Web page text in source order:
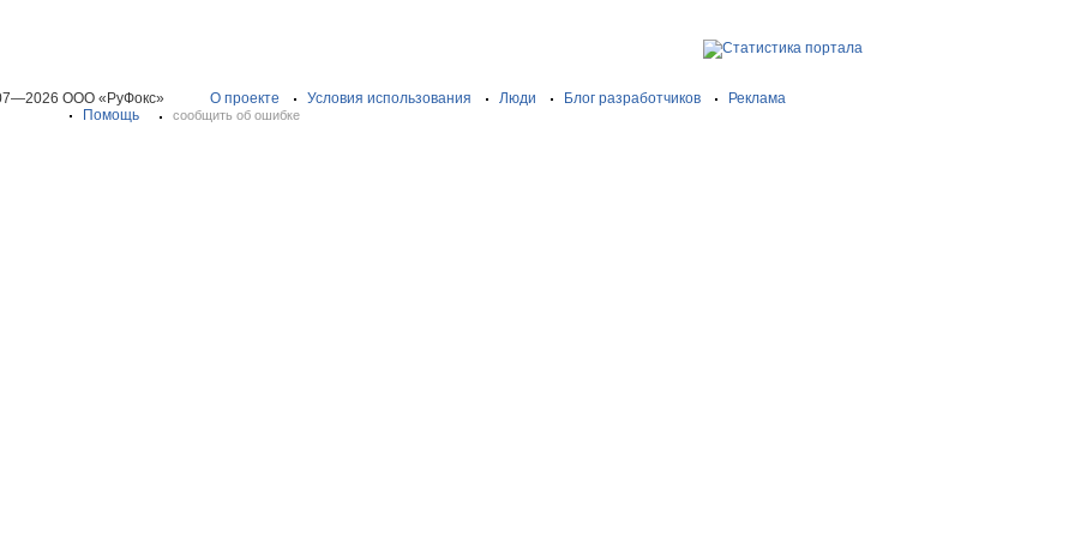
ООО «РуФокс» О проекте Условия использования Люди Блог разработчиков
Реклама
Помощь
сообщить об ошибке